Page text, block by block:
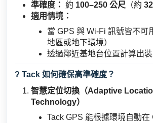
準確度： 約 100–250 公尺 （約
適用情境：
當 GPS 與 Wi-Fi 訊號皆不可
地區或地下環境）
透過鄰近基地台位置計算出
? Tack 如何確保高準確度？
智慧定位切換（Adaptive
Technology）
Tack GPS 能根據環境自動在